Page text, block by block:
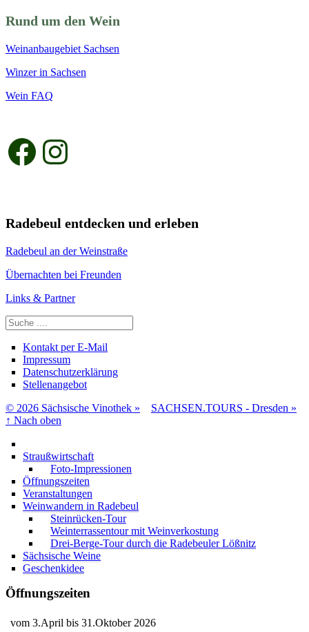
Rund um den Wein
Weinanbaugebiet Sachsen
Winzer in Sachsen
Wein FAQ
Facebook Instagram
Radebeul entdecken und erleben
Radebeul an der Weinstraße
Übernachten bei Freunden
Links & Partner
Suchen
Kontakt per E-Mail
Impressum
Datenschutzerklärung
Stellenangebot
© 2026 Sächsische Vinothek »
SACHSEN.TOURS - Dresden »
↑ Nach oben
Straußwirtschaft
Foto-Impressionen
Öffnungszeiten
Veranstaltungen
Weinwandern in Radebeul
Steinrücken-Tour
Weinterrassentour mit Weinverkostung
Drei-Berge-Tour durch die Radebeuler Lößnitz
Sächsische Weine
Geschenkidee
Öffnungszeiten
vom 3.April bis 31.Oktober 2026